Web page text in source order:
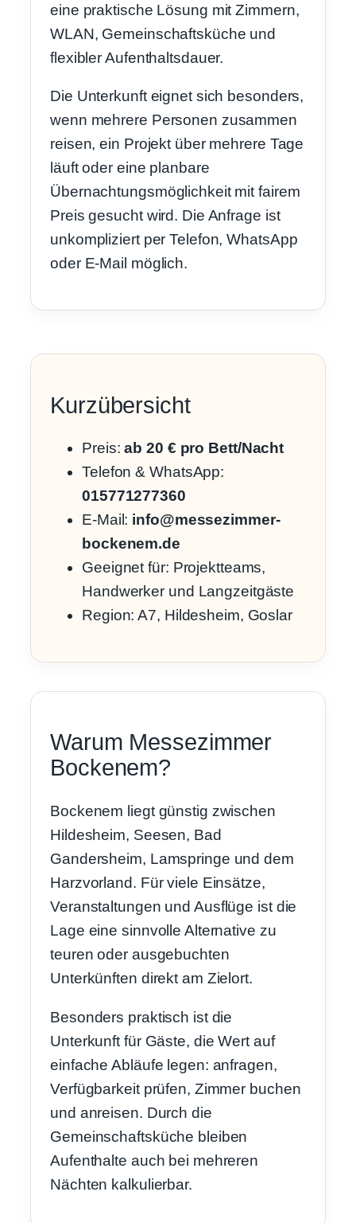
eine praktische Lösung mit Zimmern,
WLAN, Gemeinschaftsküche und
flexibler Aufenthaltsdauer.
Die Unterkunft eignet sich besonders,
wenn mehrere Personen zusammen
reisen, ein Projekt über mehrere Tage
läuft oder eine planbare
Übernachtungsmöglichkeit mit fairem
Preis gesucht wird. Die Anfrage ist
unkompliziert per Telefon, WhatsApp
oder E-Mail möglich.
Kurzübersicht
Preis:ab 20 € pro Bett/Nacht
Telefon & WhatsApp:
015771277360
E-Mail: info@messezimmer-
bockenem.de
Geeignet für: Projektteams,
Handwerker und Langzeitgäste
Region: A7, Hildesheim, Goslar
Warum Messezimmer
Bockenem?
Bockenem liegt günstig zwischen
Hildesheim, Seesen, Bad
Gandersheim, Lamspringe und dem
Harzvorland. Für viele Einsätze,
Veranstaltungen und Ausflüge ist die
Lage eine sinnvolle Alternative zu
teuren oder ausgebuchten
Unterkünften direkt am Zielort.
Besonders praktisch ist die
Unterkunft für Gäste, die Wert auf
einfache Abläufe legen: anfragen,
Verfügbarkeit prüfen, Zimmer buchen
und anreisen. Durch die
Gemeinschaftsküche bleiben
Aufenthalte auch bei mehreren
Nächten kalkulierbar.